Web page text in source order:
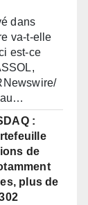
dans
va-t-elle
est-ce
au…
:
de
plus de